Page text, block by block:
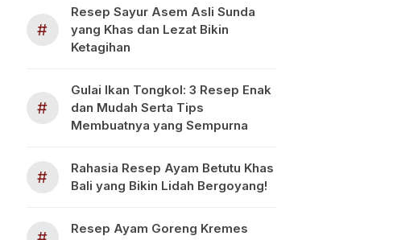
#
Resep Sayur Asem Asli Sunda
yang Khas dan Lezat Bikin
Ketagihan
#
Gulai Ikan Tongkol: 3 Resep Enak
dan Mudah Serta Tips
Membuatnya yang Sempurna
#
Rahasia Resep Ayam Betutu Khas
Bali yang Bikin Lidah Bergoyang!
Resep Ayam Goreng Kremes